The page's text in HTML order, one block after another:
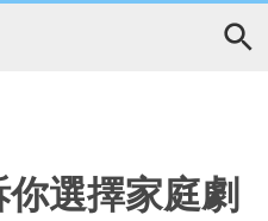
選擇家庭劇